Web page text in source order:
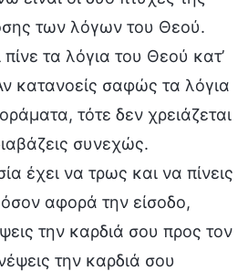
των λόγων του Θεού.
τα λόγια του Θεού κατ’
κατανοείς σαφώς τα λόγια
τότε δεν χρειάζεται
συνεχώς.
έχει να τρως και να πίνεις
αφορά την είσοδο,
την καρδιά σου προς τον
την καρδιά σου